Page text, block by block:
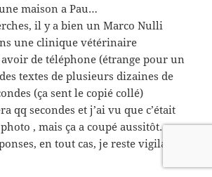
maison a Pau…
il y a bien un Marco Nulli
une clinique vétérinaire
de téléphone (étrange pour un
textes de plusieurs dizaines de
(ça sent le copié collé)
qq secondes et j’ai vu que c’était
, mais ça a coupé aussitôt….
en tout cas, je reste vigilante,